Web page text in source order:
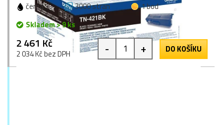
černá 3000 stran
1 bod
Skladem > 9 ks
2 461 Kč
2 034 Kč bez DPH - + DO KOŠÍKU